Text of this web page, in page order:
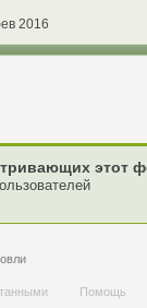
2016
этот
Помощь